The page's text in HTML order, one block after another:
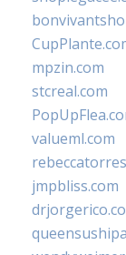
mpzin.com
stcreal.com
valueml.com
jmpbliss.com